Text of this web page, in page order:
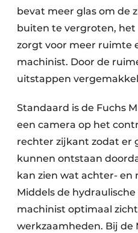
bevat meer glas om de
buiten te vergroten,
zorgt voor meer ruimte
machinist. Door de
uitstappen
Standaard is de Fuchs
een camera op het
rechter zijkant zodat er
kunnen ontstaan
kan zien wat achter- en
Middels de
machinist optimaal
werkzaamheden. Bij de